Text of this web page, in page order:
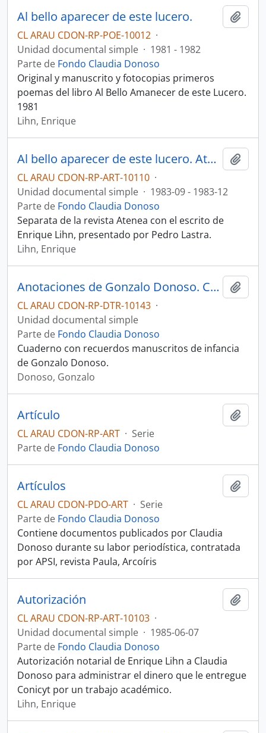
Al bello aparecer de este lucero.
CL ARAU CDON-RP-POE-10012 ·
Unidad documental simple · 1981 - 1982
Parte de Fondo Claudia Donoso
Original y manuscrito y fotocopias primeros
poemas del libro Al Bello Amanecer de este Lucero.
1981
Lihn, Enrique
Al bello aparecer de este lucero. Atenea
CL ARAU CDON-RP-ART-10110 ·
Unidad documental simple · 1983-09 - 1983-12
Parte de Fondo Claudia Donoso
Separata de la revista Atenea con el escrito de
Enrique Lihn, presentado por Pedro Lastra.
Lihn, Enrique
Anotaciones de Gonzalo Donoso. Cuaderno
CL ARAU CDON-RP-DTR-10143 ·
Unidad documental simple
Parte de Fondo Claudia Donoso
Cuaderno con recuerdos manuscritos de infancia
de Gonzalo Donoso.
Donoso, Gonzalo
Artículo
CL ARAU CDON-RP-ART · Serie
Parte de Fondo Claudia Donoso
Artículos
CL ARAU CDON-PDO-ART · Serie
Parte de Fondo Claudia Donoso
Contiene documentos publicados por Claudia
Donoso durante su labor periodística, contratada
por APSI, revista Paula, Arcoíris
Autorización
CL ARAU CDON-RP-ART-10103 ·
Unidad documental simple · 1985-06-07
Parte de Fondo Claudia Donoso
Autorización notarial de Enrique Lihn a Claudia
Donoso para administrar el dinero que le entregue
Conicyt por un trabajo académico.
Lihn, Enrique